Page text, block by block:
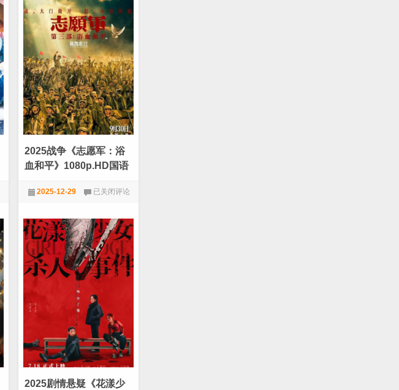
第
一
季
全
2025战争《志愿军：浴
血和平》1080p.HD国语
2025-12-29
战
《志
愿
军：
浴
血
和
平》
国
语
中
字
已关闭评论
2025剧情悬疑《花漾少